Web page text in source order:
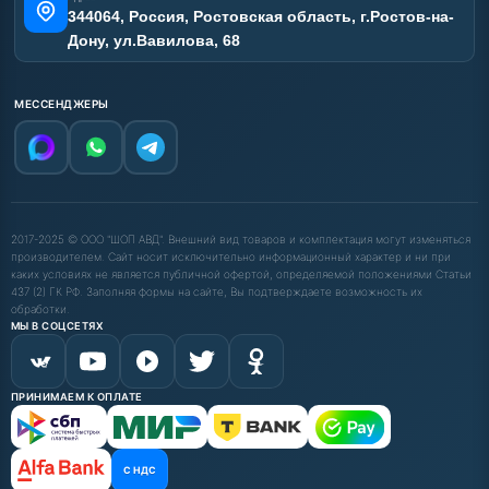
344064, Россия, Ростовская область, г.Ростов-на-
Дону, ул.Вавилова, 68
МЕССЕНДЖЕРЫ
2017-2025 © ООО "ШОП АВД". Внешний вид товаров и комплектация могут изменяться
производителем. Сайт носит исключительно информационный характер и ни при
каких условиях не является публичной офертой, определяемой положениями Статьи
437 (2) ГК РФ. Заполняя формы на сайте, Вы подтверждаете возможность их
обработки.
МЫ В СОЦСЕТЯХ
ПРИНИМАЕМ К ОПЛАТЕ
С НДС